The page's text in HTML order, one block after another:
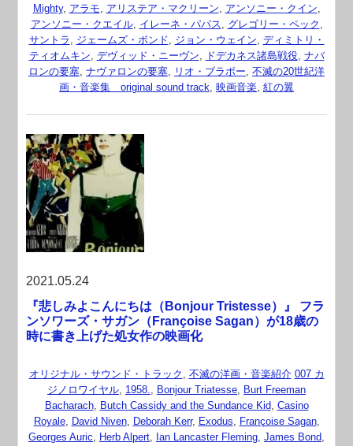
Mighty, アラモ, アリステア・マクリーン, アンソニー・クイン,
アンソニー・クエイル, イレーネ・パパス, グレゴリー・ペック ,
サントラ , ジェームズ・ボンド, ジョン・ウェイン, ディミトリ・
ティオムキン, デヴィッド・ニーヴン, ドデカネス諸島戦役, ナバ
ロンの要塞, ナヴァロンの要塞, リオ・ブラボー, 不滅の20世紀洋
画・音楽集 original sound track, 映画音楽, 紅の翼
2021.05.24
『悲しみよこんにちは（Bonjour Tristesse）』 フラ
ンソワーズ・サガン（Françoise Sagan）が18歳の
時に書き上げた処女作の映画化
オリジナル・サウンド・トラック , 不滅の洋画・音楽紹介 007 カ
ジノロワイヤル, 1958., Bonjour Triatesse, Burt Freeman
Bacharach, Butch Cassidy and the Sundance Kid, Casino
Royale, David Niven, Deborah Kerr, Exodus, Françoise Sagan,
Georges Auric, Herb Alpert, Ian Lancaster Fleming, James Bond,